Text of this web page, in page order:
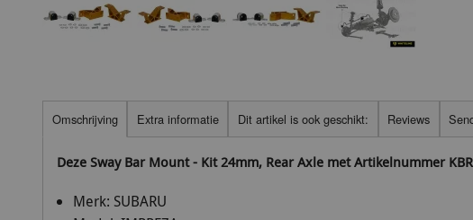
Omschrijving Extra informatie Dit artikel is ook geschikt: Reviews
Deze Sway Bar Mount - Kit 24mm, Rear Axle met Artikelnummer
Merk: SUBARU